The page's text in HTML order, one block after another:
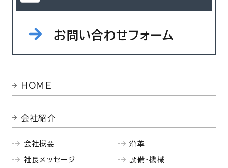
お問い合わせフォーム
HOME
会社紹介
会社概要
社長メッセージ
沿革
設備・機械